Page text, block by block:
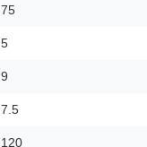
75
5
9
7.5
120